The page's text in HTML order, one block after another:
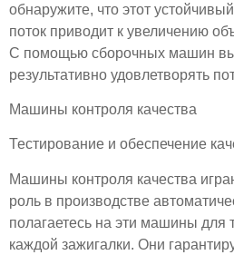
обнаружите, что этот
поток приводит к увеличению
С помощью сборочных машин
результативно удовлетворять
Машины контроля качества
Тестирование и обеспечение
Машины контроля качества
роль в производстве
полагаетесь на эти машины для
каждой зажигалки. Они